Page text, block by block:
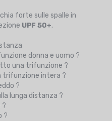
forte sulle spalle in
UPF 50+.
donna e uomo ?
una trifunzione ?
trifunzione intera ?
?
lunga distanza ?
?
?